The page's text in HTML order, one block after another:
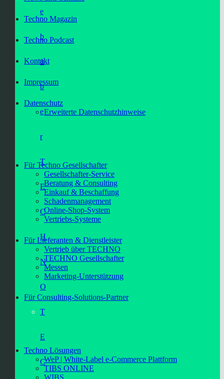
e
b
ü
b
e
r
T
E
C
H
N
O
T
E
C
Techno Magazin
Techno Podcast
Kontakt
Impressum
Datenschutz
Erweiterte Datenschutzhinweise
Für Techno Gesellschafter
Gesellschafter-Service
Beratung & Consulting
Einkauf & Beschaffung
Schadenmanagement
Online-Shop-System
Vertriebs-Systeme
Für Lieferanten & Dienstleister
Vertrieb über TECHNO
TECHNO Gesellschafter
Messen
Marketing-Unterstützung
Für Consulting-Solutions-Partner
Techno Lösungen
WeP | White-Label e-Commerce Plattform
TIBS ONLINE
WIBS